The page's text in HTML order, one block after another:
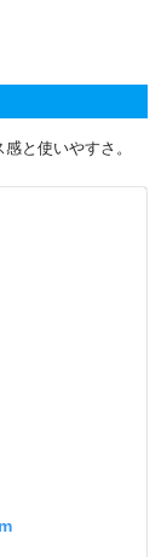
と使いやすさ。